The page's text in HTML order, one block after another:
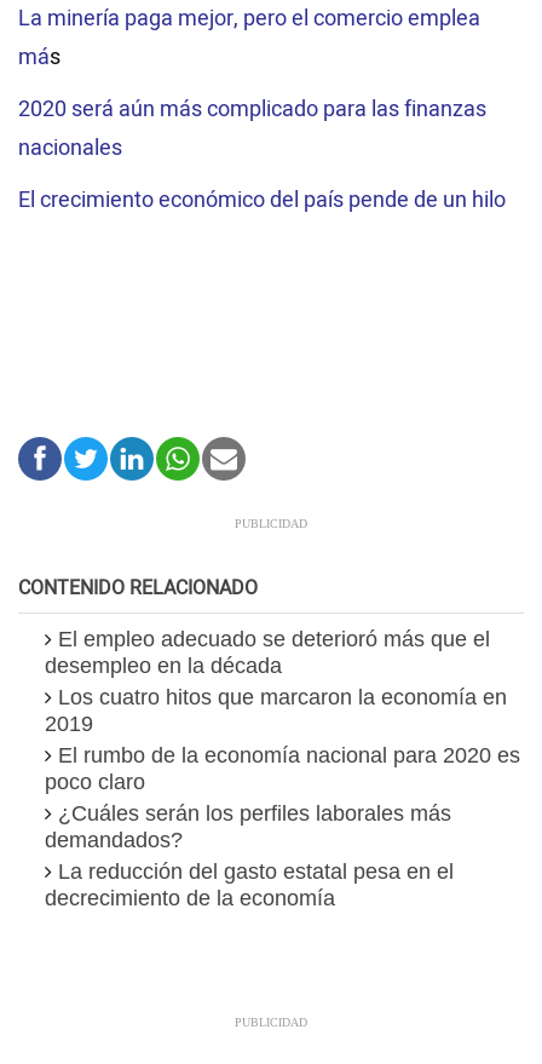
La minería paga mejor, pero el comercio emplea
más
2020 será aún más complicado para las finanzas
nacionales
El crecimiento económico del país pende de un hilo
CONTENIDO RELACIONADO
El empleo adecuado se deterioró más que el
desempleo en la década
Los cuatro hitos que marcaron la economía en
2019
El rumbo de la economía nacional para 2020 es
poco claro
¿Cuáles serán los perfiles laborales más
demandados?
La reducción del gasto estatal pesa en el
decrecimiento de la economía